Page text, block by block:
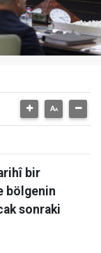
bir
bölgenin
sonraki